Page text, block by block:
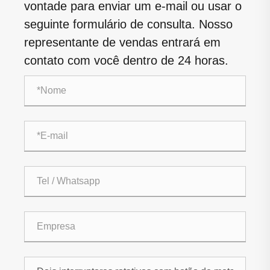
vontade para enviar um e-mail ou usar o
seguinte formulário de consulta. Nosso
representante de vendas entrará em
contato com você dentro de 24 horas.